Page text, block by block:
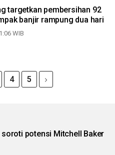
targetkan pembersihan 92
banjir rampung dua hari
WIB
4 5
potensi Mitchell Baker